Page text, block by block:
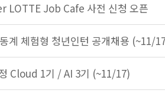
LOTTE Job Cafe 사전 신청 오픈
계 체험형 청년인턴 공개채용 (~11/
Cloud 1기 / AI 3기 (~11/17)